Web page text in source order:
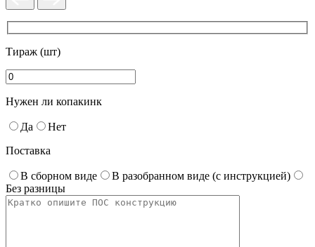
Тираж (шт)
Нужен ли копакинк
Да
Нет
Поставка
В сборном виде
В разобранном виде (с инструкцией)
Без разницы